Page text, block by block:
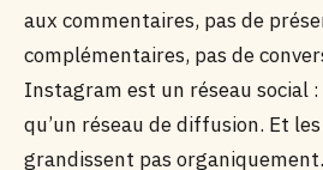
aux commentaires, pas de
complémentaires, pas de
Instagram est un réseau social
qu’un réseau de diffusion. Et
grandissent pas organiquement.